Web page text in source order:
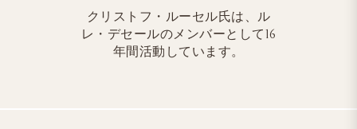
クリストフ・ルーセル氏は、ル
レ・デセールのメンバーとして16
年間活動しています。